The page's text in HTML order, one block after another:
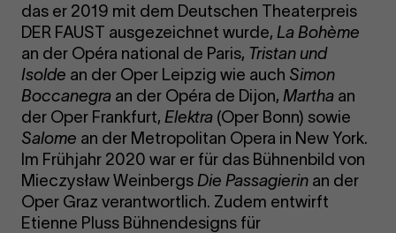
das er 2019 mit dem Deutschen Theaterpreis
DER FAUST ausgezeichnet wurde, La Bohème
an der Opéra national de Paris, Tristan und
Isolde an der Oper Leipzig wie auch Simon
Boccanegra an der Opéra de Dijon, Martha an
der Oper Frankfurt, Elektra (Oper Bonn) sowie
Salome an der Metropolitan Opera in New York.
Im Frühjahr 2020 war er für das Bühnenbild von
Mieczysław Weinbergs Die Passagierin an der
Oper Graz verantwortlich. Zudem entwirft
Etienne Pluss Bühnendesigns für